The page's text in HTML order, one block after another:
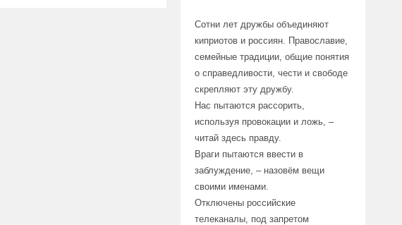
Сотни лет дружбы объединяют
киприотов и россиян. Православие,
семейные традиции, общие понятия
о справедливости, чести и свободе
скрепляют эту дружбу.
Нас пытаются рассорить,
используя провокации и ложь, –
читай здесь правду.
Враги пытаются ввести в
заблуждение, – назовём вещи
своими именами.
Отключены российские
телеканалы, под запретом